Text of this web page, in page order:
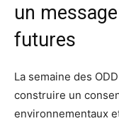
un
futures
La semaine des
construire un
environnementaux